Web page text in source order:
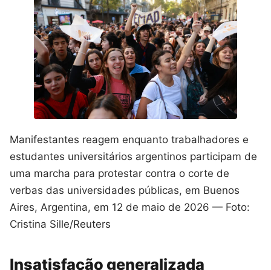
Manifestantes reagem enquanto trabalhadores e
estudantes universitários argentinos participam de
uma marcha para protestar contra o corte de
verbas das universidades públicas, em Buenos
Aires, Argentina, em 12 de maio de 2026 — Foto:
Cristina Sille/Reuters
Insatisfação generalizada